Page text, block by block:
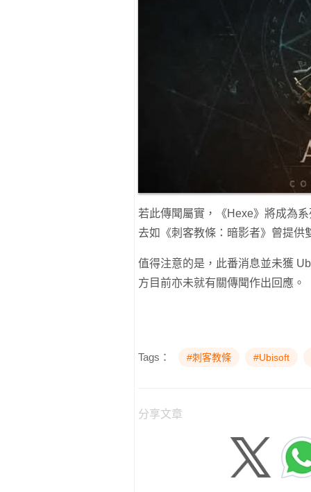
若此傳聞屬實，《Hexe》將成為
去如《刺客教條：暗影者》曾提供
值得注意的是，此番消息並未獲
方目前亦未就有關傳聞作出回應。
Tags： #刺客教條 #Ubisoft
分享文章